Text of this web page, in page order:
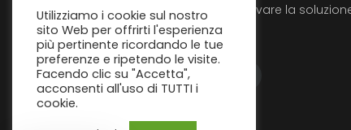
ascoltare le tue richieste e trovare la
piu’ adatta alle tue esigenze!
Utilizziamo i cookie sul nostro
sito Web per offrirti l'esperienza
più pertinente ricordando le tue
preferenze e ripetendo le visite.
Facendo clic su "Accetta",
acconsenti all'uso di TUTTI i
cookie.